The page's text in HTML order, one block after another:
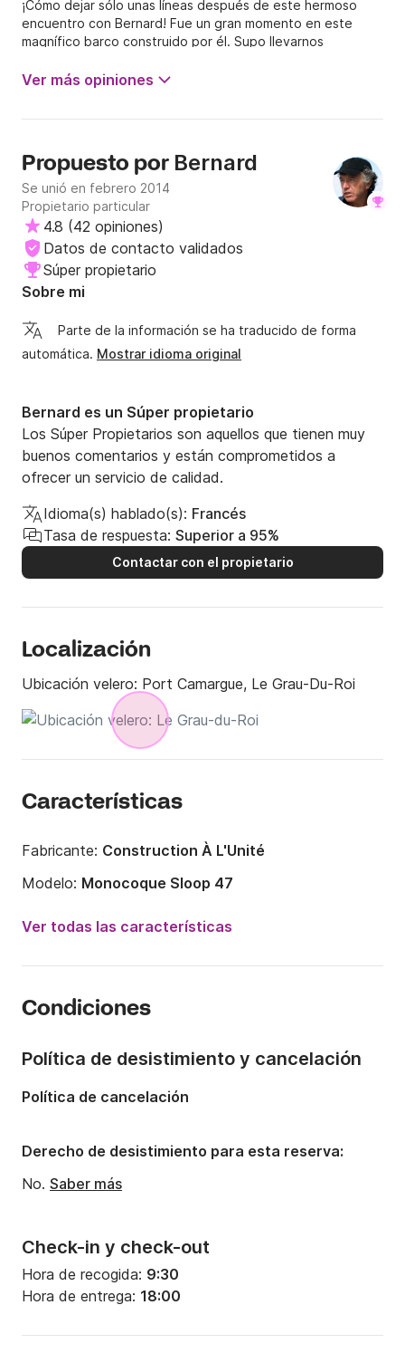
¡Cómo dejar sólo unas líneas después de este hermoso
encuentro con Bernard! Fue un gran momento en este
magnífico barco construido por él. Supo llevarnos
hablábamos bien, supo sostener a nuestros hijos llenos de
compañía
Ver más opiniones
Propuesto por Bernard
Se unió en febrero 2014
Propietario particular
4.8 (42 opiniones)
Datos de contacto validados
Súper propietario
Sobre mi
Parte de la información se ha traducido de forma
automática. Mostrar idioma original
Bernard es un Súper propietario
Los Súper Propietarios son aquellos que tienen muy
buenos comentarios y están comprometidos a
ofrecer un servicio de calidad.
Idioma(s) hablado(s): Francés
Tasa de respuesta: Superior a 95%
Contactar con el propietario
Localización
Ubicación velero: Port Camargue, Le Grau-Du-Roi
Características
Fabricante: Construction À L'Unité
Modelo: Monocoque Sloop 47
Número de camas:
Calado: 2.4m
Potencia del motor:
Ver todas las características
Condiciones
Check-in y check-out
Hora de recogida: 9:30
Hora de entrega: 18:00
Política de desistimiento y cancelación
Política de cancelación
Derecho de desistimiento para esta reserva:
No. Saber más